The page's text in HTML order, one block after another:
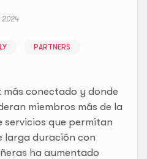
2024
PARTNERS
más conectado y donde
miembros más de la
servicios que permitan
larga duración con
ha aumentado